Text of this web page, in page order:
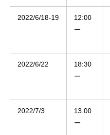
2022/6/18-19
12:00
ー
2022/6/22
18:30
ー
2022/7/3
13:00
ー